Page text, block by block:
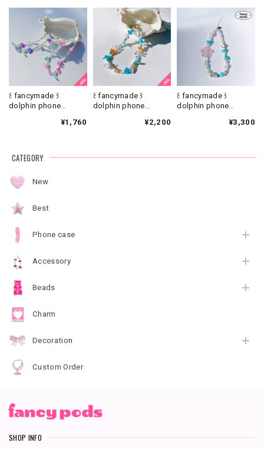
꒰ fancymade ꒱
dolphin phone
¥1,760
꒰ fancymade ꒱
dolphin phone
¥2,200
꒰ fancymade ꒱
dolphin phone
¥3,300
CATEGORY
New
Best
Phone case
Accessory
Beads
Charm
Decoration
Custom Order
SHOP INFO